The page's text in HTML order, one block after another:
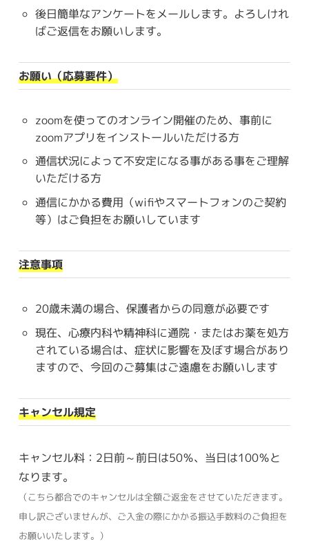
後日簡単なアンケートをメールします。よろしけれ
ばご返信をお願いします。
お願い（応募要件）
zoomを使ってのオンライン開催のため、事前に
zoomアプリをインストールいただける方
通信状況によって不安定になる事がある事をご理解
いただける方
通信にかかる費用（wifiやスマートフォンのご契約
等）はご負担をお願いしています
注意事項
20歳未満の場合、保護者からの同意が必要です
現在、心療内科や精神科に通院・またはお薬を処方
されている場合は、症状に影響を及ぼす場合があり
ますので、今回のご募集はご遠慮をお願いします
キャンセル規定
キャンセル料：2日前～前日は50％、当日は100％と
なります。
（こちら都合でのキャンセルは全額ご返金をさせていただきます。
申し訳ございませんが、ご入金の際にかかる振込手数料のご負担を
お願いいたします。）